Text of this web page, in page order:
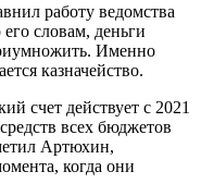
работу ведомства
словам, деньги
Именно
казначейство.
счет действует с 2021
всех бюджетов
Артюхин,
когда они